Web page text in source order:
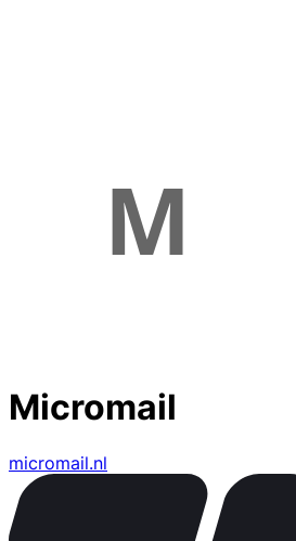
Micromail
micromail.nl